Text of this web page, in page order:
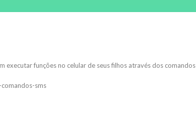
executar funções no celular de seus filhos através dos comandos
sms